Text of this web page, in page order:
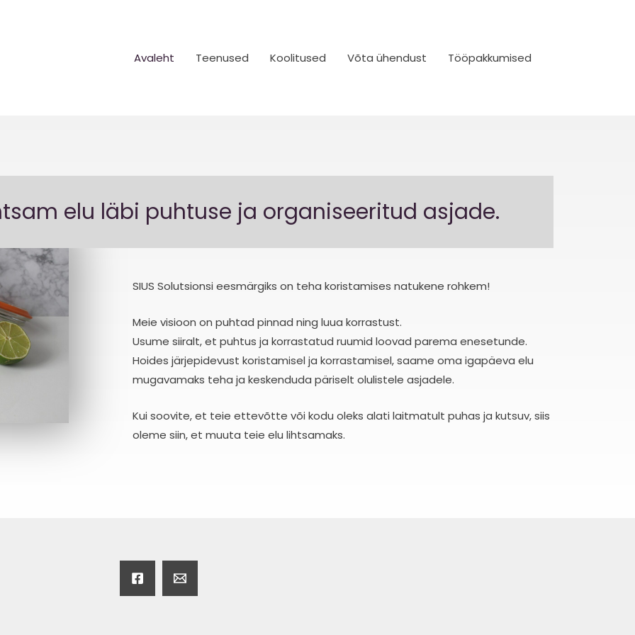
Avaleht Teenused Koolitused Võta ühendust Tööpakkumised
elu läbi puhtuse ja organiseeritud asjade.
SIUS Solutsionsi eesmärgiks on teha koristamises natukene rohkem!
Meie visioon on puhtad pinnad ning luua korrastust.
Usume siiralt, et puhtus ja korrastatud ruumid loovad parema enesetunde.
Hoides järjepidevust koristamisel ja korrastamisel, saame oma igapäeva elu
mugavamaks teha ja keskenduda päriselt olulistele asjadele.
Kui soovite, et teie ettevõtte või kodu oleks alati laitmatult puhas ja kutsuv, siis
oleme siin, et muuta teie elu lihtsamaks.